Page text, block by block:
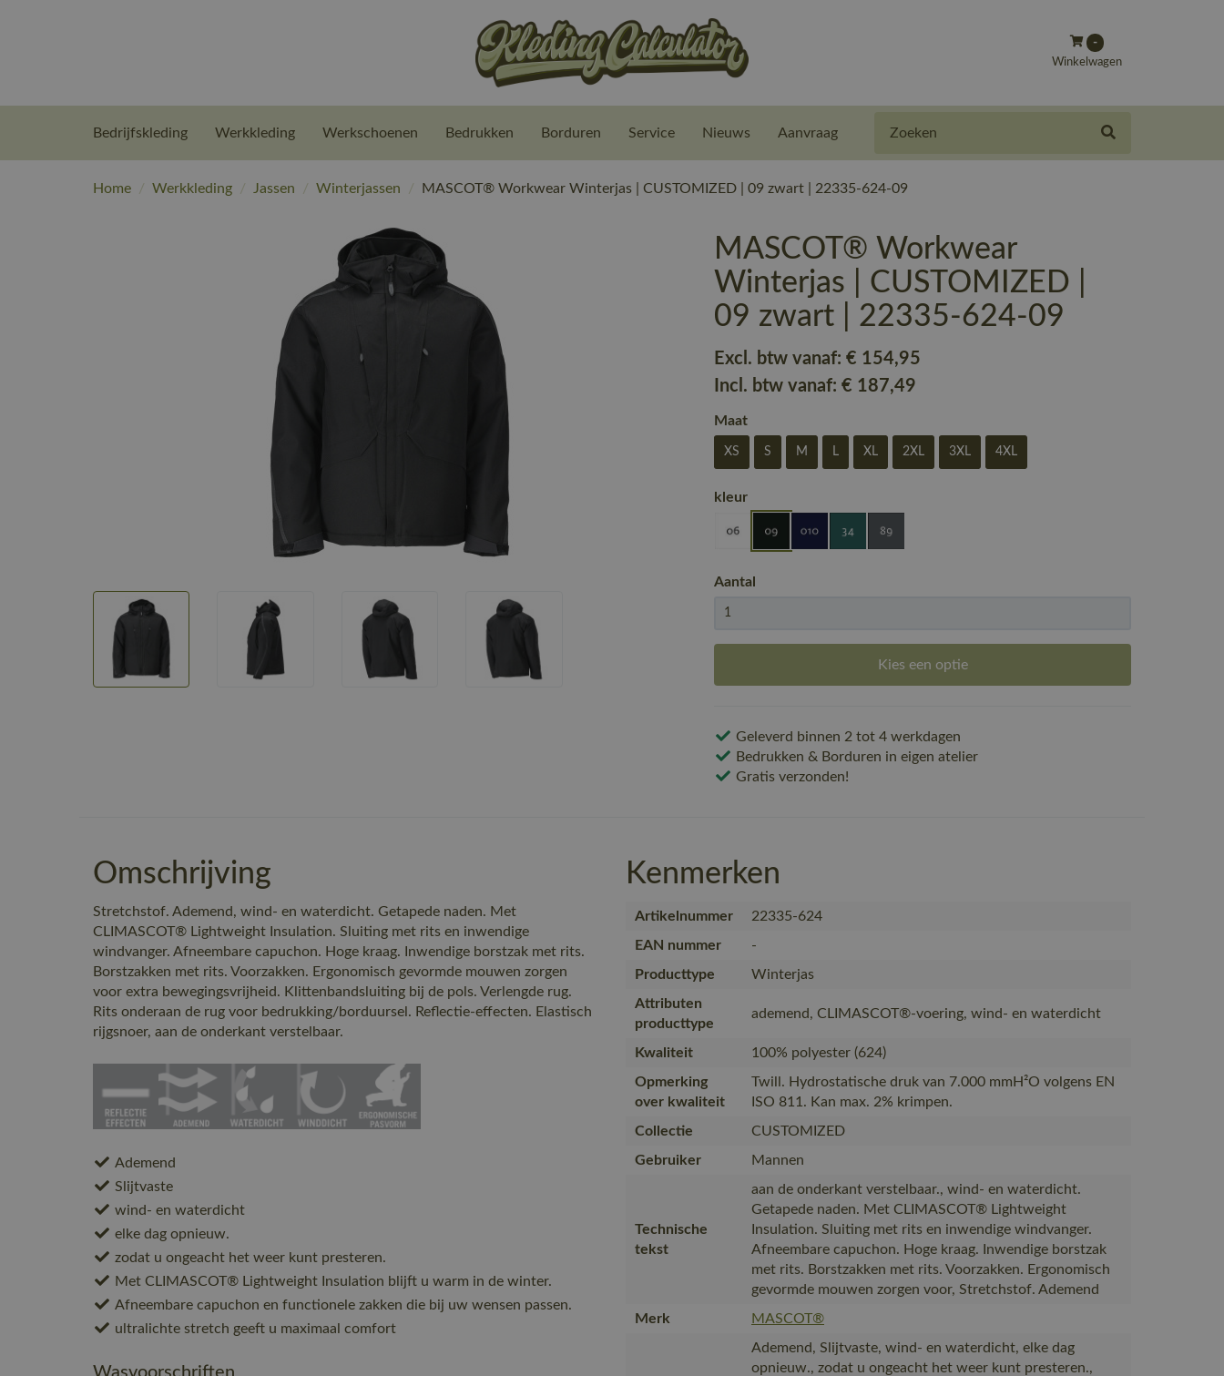
-
Winkelwagen
Bedrijfskleding Werkkleding Werkschoenen Bedrukken Borduren Service Nieuws Aanvraag
Home / Werkkleding / Jassen / Winterjassen / MASCOT® Workwear Winterjas | CUSTOMIZED | 09 zwart | 22335-624-09
MASCOT® Workwear
Winterjas | CUSTOMIZED |
09 zwart | 22335-624-09
Excl. btw vanaf:€ 154,95
Incl. btw vanaf:€ 187,49
Maat
XS S M L XL 2XL 3XL 4XL
kleur
Aantal
Kies een optie
Geleverd binnen 2 tot 4 werkdagen
Bedrukken & Borduren in eigen atelier
Gratis verzonden!
Omschrijving
Stretchstof. Ademend, wind- en waterdicht. Getapede naden. Met
CLIMASCOT® Lightweight Insulation. Sluiting met rits en inwendige
windvanger. Afneembare capuchon. Hoge kraag. Inwendige borstzak met rits.
Borstzakken met rits. Voorzakken. Ergonomisch gevormde mouwen zorgen
voor extra bewegingsvrijheid. Klittenbandsluiting bij de pols. Verlengde rug.
Rits onderaan de rug voor bedrukking/borduursel. Reflectie-effecten. Elastisch
rijgsnoer, aan de onderkant verstelbaar.
Ademend
Slijtvaste
wind- en waterdicht
elke dag opnieuw.
zodat u ongeacht het weer kunt presteren.
Met CLIMASCOT® Lightweight Insulation blijft u warm in de winter.
Afneembare capuchon en functionele zakken die bij uw wensen passen.
ultralichte stretch geeft u maximaal comfort
Wasvoorschriften
Kenmerken
Artikelnummer
22335-624
EAN nummer
-
Producttype
Winterjas
Attributen
producttype
ademend, CLIMASCOT®-voering, wind- en waterdicht
Kwaliteit
100% polyester (624)
Opmerking
over kwaliteit
Twill. Hydrostatische druk van 7.000 mmH²O volgens EN
ISO 811. Kan max. 2% krimpen.
Collectie
CUSTOMIZED
Gebruiker
Mannen
Technische
tekst
aan de onderkant verstelbaar., wind- en waterdicht.
Getapede naden. Met CLIMASCOT® Lightweight
Insulation. Sluiting met rits en inwendige windvanger.
Afneembare capuchon. Hoge kraag. Inwendige borstzak
met rits. Borstzakken met rits. Voorzakken. Ergonomisch
gevormde mouwen zorgen voor, Stretchstof. Ademend
Merk
MASCOT®
Ademend, Slijtvaste, wind- en waterdicht, elke dag
opnieuw., zodat u ongeacht het weer kunt presteren.,